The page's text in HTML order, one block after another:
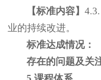
【标准内容】
业的持续改进。
标准达成情况：
存在的问题及关